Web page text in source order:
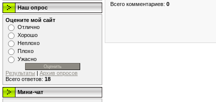
Наш опрос
Оцените мой сайт
Отлично
Хорошо
Неплохо
Плохо
Ужасно
Результаты | Архив опросов
Всего ответов: 18
Мини-чат
Всего комментариев: 0